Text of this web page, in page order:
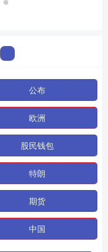
公布
欧洲
股民钱包
特朗
期货
中国